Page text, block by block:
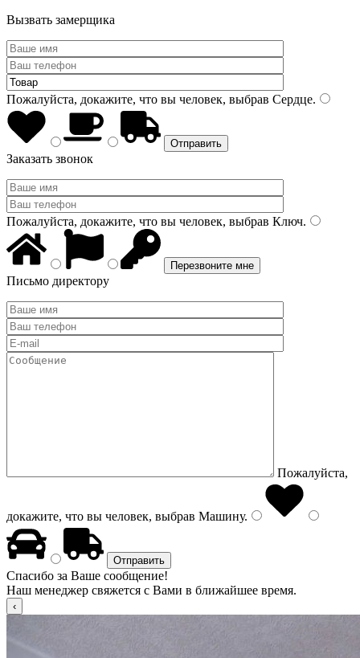
Вызвать замерщика
Пожалуйста, докажите, что вы человек, выбрав Сердце.
Заказать звонок
Пожалуйста, докажите, что вы человек, выбрав Ключ.
Письмо директору
Пожалуйста,
докажите, что вы человек, выбрав Машину.
Спасибо за Ваше сообщение!
Наш менеджер свяжется с Вами в ближайшее время.